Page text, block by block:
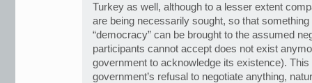
Turkey as well, although to a lesser extent
are being necessarily sought, so that
“democracy” can be brought to the assumed
participants cannot accept does not exist
government to acknowledge its existence).
government’s refusal to negotiate anything,